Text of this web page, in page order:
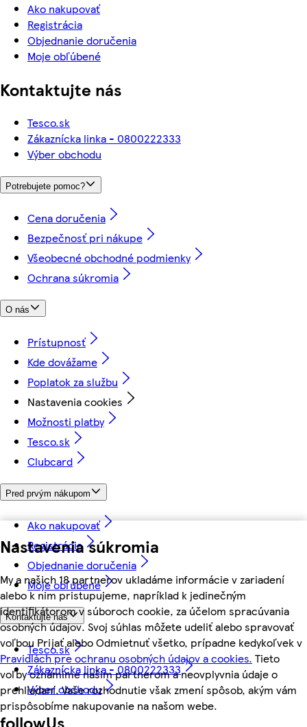
Nastavenia súkromia
My a našich 18 partnerov ukladáme informácie v zariadení
alebo k nim pristupujeme, napríklad k jedinečným
identifikátorom v súboroch cookie, za účelom spracúvania
osobných údajov. Svoj súhlas môžete udeliť alebo spravovať
voľbou Prijať alebo Odmietnuť všetko, prípadne kedykoľvek v
Pravidlách pre ochranu osobných údajov a cookies. Tieto
voľby oznámime našim partnerom a neovplyvnia údaje o
prehliadaní. Vaše rozhodnutie však zmení spôsob, akým vám
prispôsobíme nakupovanie na našom webe.
Ako nakupovať
Registrácia
Objednanie doručenia
Moje obľúbené
Kontaktujte nás
Tesco.sk
Zákaznícka linka - 0800222333
Výber obchodu
Potrebujete pomoc?
Cena doručenia
Bezpečnosť pri nákupe
Všeobecné obchodné podmienky
Ochrana súkromia
O nás
Prístupnosť
Kde dovážame
Poplatok za službu
Nastavenia cookies
Možnosti platby
Tesco.sk
Clubcard
Pred prvým nákupom
Ako nakupovať
Registrácia
Objednanie doručenia
Moje obľúbené
Kontaktujte nás
Tesco.sk
Zákaznícka linka - 0800222333
Výber obchodu
followUs